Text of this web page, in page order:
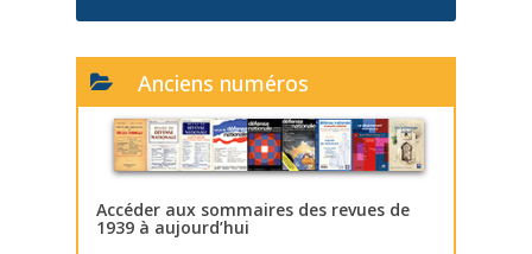
Anciens numéros
Accéder aux sommaires des revues de
1939 à aujourd’hui